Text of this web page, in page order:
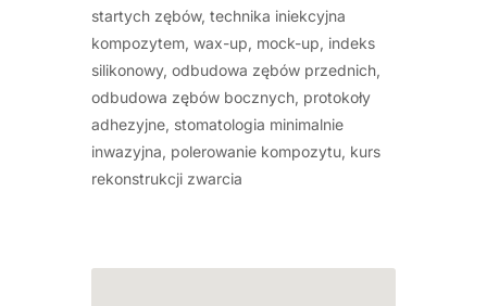
startych zębów, technika iniekcyjna
kompozytem, wax-up, mock-up, indeks
silikonowy, odbudowa zębów przednich,
odbudowa zębów bocznych, protokoły
adhezyjne, stomatologia minimalnie
inwazyjna, polerowanie kompozytu, kurs
rekonstrukcji zwarcia